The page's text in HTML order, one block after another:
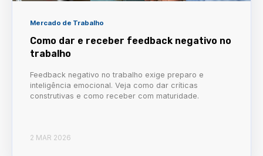
Mercado de Trabalho
Como dar e receber feedback negativo no
trabalho
Feedback negativo no trabalho exige preparo e
inteligência emocional. Veja como dar críticas
construtivas e como receber com maturidade.
2 MAR 2026